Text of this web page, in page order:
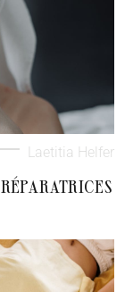
Laetitia Helfer